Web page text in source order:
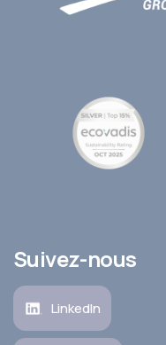
Suivez-nous
LinkedIn